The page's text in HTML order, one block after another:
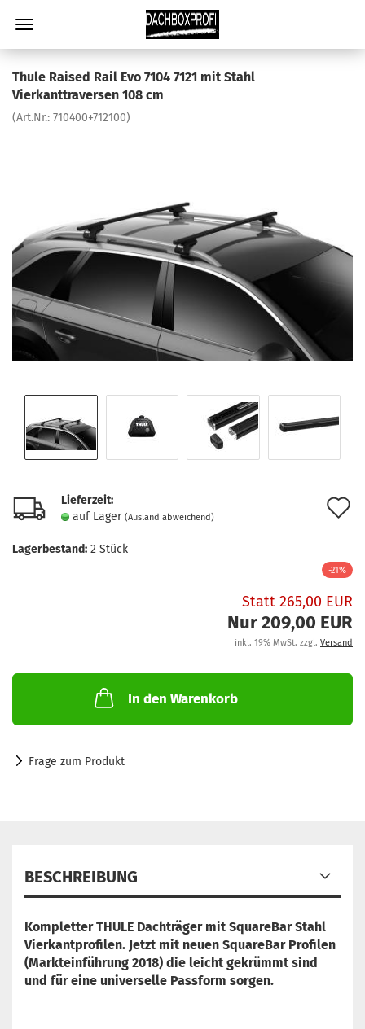
Thule Raised Rail Evo 7104 7121 mit Stahl
Vierkanttraversen 108 cm
(Art.Nr.: 710400+712100)
Lieferzeit:
auf Lager (Ausland abweichend)
Lagerbestand: 2 Stück
-21%
Statt 265,00 EUR
Nur 209,00 EUR
inkl. 19% MwSt. zzgl. Versand
In den Warenkorb
Frage zum Produkt
BESCHREIBUNG
Kompletter THULE Dachträger mit SquareBar Stahl
Vierkantprofilen. Jetzt mit neuen SquareBar Profilen
(Markteinführung 2018) die leicht gekrümmt sind
und für eine universelle Passform sorgen.